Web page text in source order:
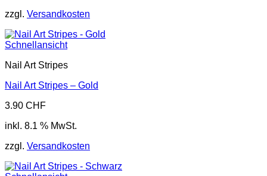
zzgl. Versandkosten
Schnellansicht
Nail Art Stripes
Nail Art Stripes – Gold
3.90 CHF
inkl. 8.1 % MwSt.
zzgl. Versandkosten